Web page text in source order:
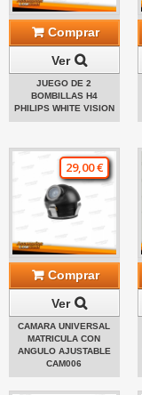
Comprar
Ver
JUEGO DE 2
BOMBILLAS H4
PHILIPS WHITE VISION
29,00 €
Comprar
Ver
CAMARA UNIVERSAL
MATRICULA CON
ANGULO AJUSTABLE
CAM006